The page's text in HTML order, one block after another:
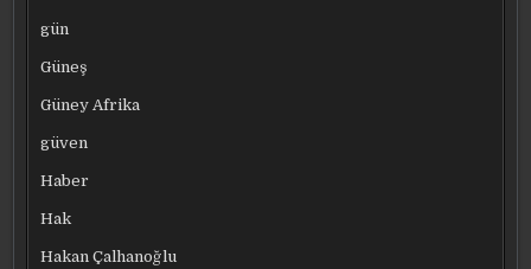
gün
Güneş
Güney Afrika
güven
Haber
Hak
Hakan Çalhanoğlu